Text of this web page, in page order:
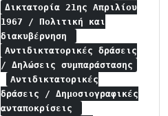
Δικτατορία 21ης Απριλίου
1967 / Πολιτική και
διακυβέρνηση
Αντιδικτατορικές δράσεις
/ Δηλώσεις συμπαράστασης
Αντιδικτατορικές
δράσεις / Δημοσιογραφικές
ανταποκρίσεις